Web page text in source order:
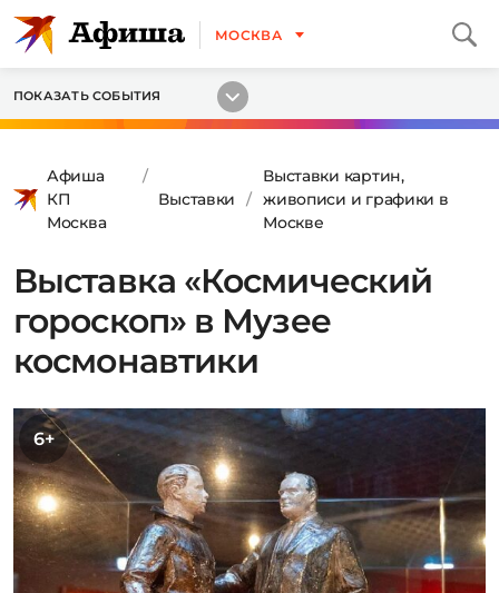
МОСКВА
ПОКАЗАТЬ СОБЫТИЯ
Афиша
КП
Москва
Выставки
Выставки картин,
живописи и графики в
Москве
Выставка «Космический
гороскоп» в Музее
космонавтики
6+